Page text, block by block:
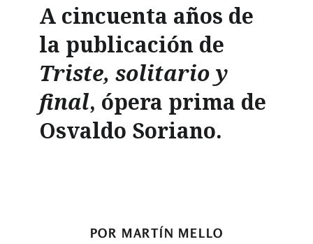
A cincuenta años de
la publicación de
Triste, solitario y
final, ópera prima de
Osvaldo Soriano.
POR MARTÍN MELLO